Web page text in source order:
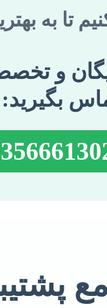
تا به
و
بگیرید: